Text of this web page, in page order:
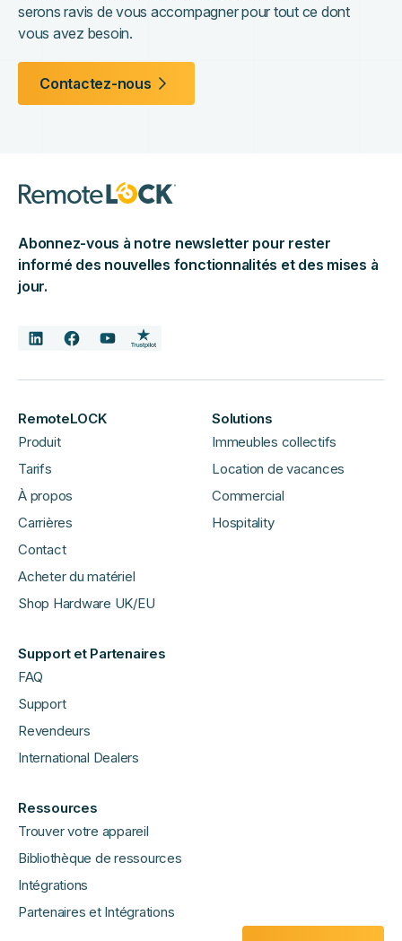
serons ravis de vous accompagner pour tout ce dont
vous avez besoin.
Contactez-nous
Abonnez-vous à notre newsletter pour rester
informé des nouvelles fonctionnalités et des mises à
jour.
RemoteLOCK
Produit
Tarifs
À propos
Carrières
Contact
Acheter du matériel
Shop Hardware UK/EU
Solutions
Immeubles collectifs
Location de vacances
Commercial
Hospitality
Support et Partenaires
FAQ
Support
Revendeurs
International Dealers
Ressources
Trouver votre appareil
Bibliothèque de ressources
Intégrations
Partenaires et Intégrations